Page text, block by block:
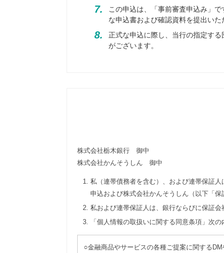
7.
この申込は、「事前審査申込み」
な申込書および確認資料を提出い
8.
正式な申込に際し、当行の指定す
がございます。